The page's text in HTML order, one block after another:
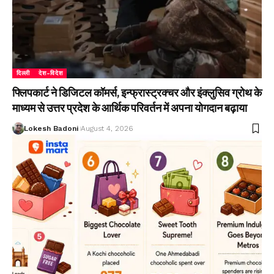
दिल्ली देश-विदेश
फ्लिपकार्ट ने डिजिटल कॉमर्स, इन्फ्रास्ट्रक्चर और इंक्लुसिव ग्रोथ के
माध्यम से उत्तर प्रदेश के आर्थिक परिवर्तन में अपना योगदान बढ़ाया
Lokesh Badoni August 4, 2026